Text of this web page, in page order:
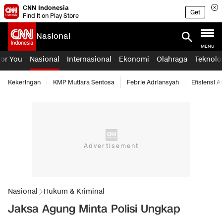
CNN Indonesia
Find it on Play Store
Get
Nasional
MENU
You Nasional Internasional Ekonomi Olahraga
Kekeringan KMP Mutiara Sentosa Febrie Adriansyah Efisiensi
Nasional Hukum & Kriminal
Jaksa Agung Minta Polisi Ungkap